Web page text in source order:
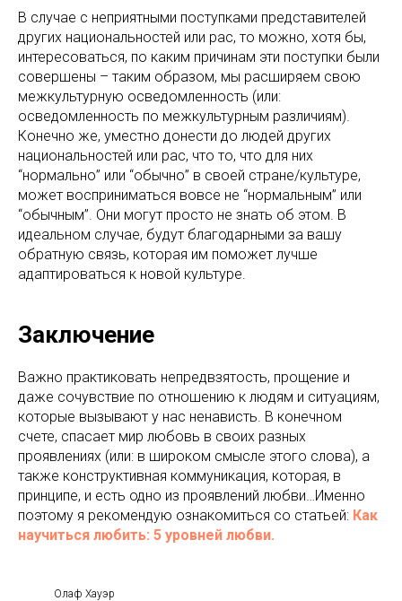
В случае с неприятными поступками представителей
других национальностей или рас, то можно, хотя бы,
интересоваться, по каким причинам эти поступки были
совершены – таким образом, мы расширяем свою
межкультурную осведомленность (или:
осведомленность по межкультурным различиям).
Конечно же, уместно донести до людей других
национальностей или рас, что то, что для них
“нормально” или “обычно” в своей стране/культуре,
может восприниматься вовсе не “нормальным” или
“обычным”. Они могут просто не знать об этом. В
идеальном случае, будут благодарными за вашу
обратную связь, которая им поможет лучше
адаптироваться к новой культуре.
Заключение
Важно практиковать непредвзятость, прощение и
даже сочувствие по отношению к людям и ситуациям,
которые вызывают у нас ненависть. В конечном
счете, спасает мир любовь в своих разных
проявлениях (или: в широком смысле этого слова), а
также конструктивная коммуникация, которая, в
принципе, и есть одно из проявлений любви…Именно
поэтому я рекомендую ознакомиться со статьей: Как
научиться любить: 5 уровней любви.
Олаф Хауэр